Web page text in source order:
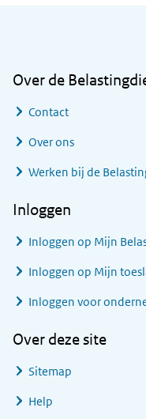
Over de
Contact
Over ons
Werken bij de
Inloggen
Inloggen op Mijn
Inloggen op Mijn
Inloggen voor
Over deze site
Sitemap
Help